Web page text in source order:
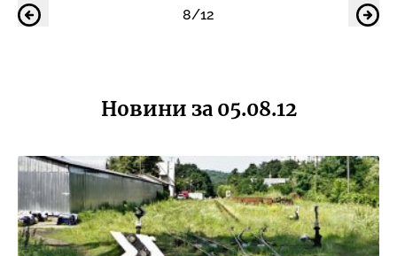
8/12
Новини за 05.08.12